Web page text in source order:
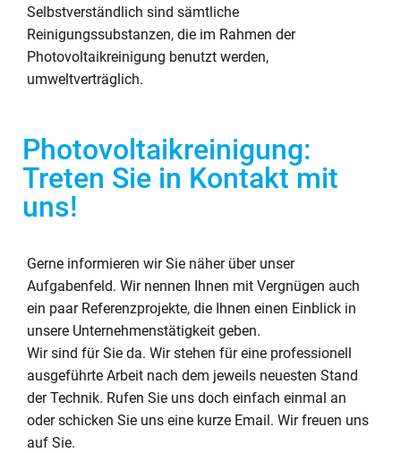
Selbstverständlich sind sämtliche
Reinigungssubstanzen, die im Rahmen der
Photovoltaikreinigung benutzt werden,
umweltverträglich.
Photovoltaikreinigung:
Treten Sie in Kontakt mit
uns!
Gerne informieren wir Sie näher über unser
Aufgabenfeld. Wir nennen Ihnen mit Vergnügen auch
ein paar Referenzprojekte, die Ihnen einen Einblick in
unsere Unternehmenstätigkeit geben.
Wir sind für Sie da. Wir stehen für eine professionell
ausgeführte Arbeit nach dem jeweils neuesten Stand
der Technik. Rufen Sie uns doch einfach einmal an
oder schicken Sie uns eine kurze Email. Wir freuen uns
auf Sie.